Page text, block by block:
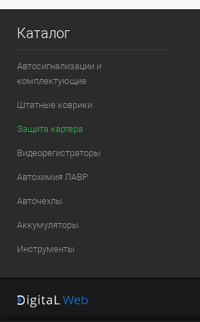
Каталог
Автосигнализации и
комплектующие
Штатные коврики
Защита картера
Видеорегистраторы
Автохимия ЛАВР
Авточехлы
Аккумуляторы
Инструменты